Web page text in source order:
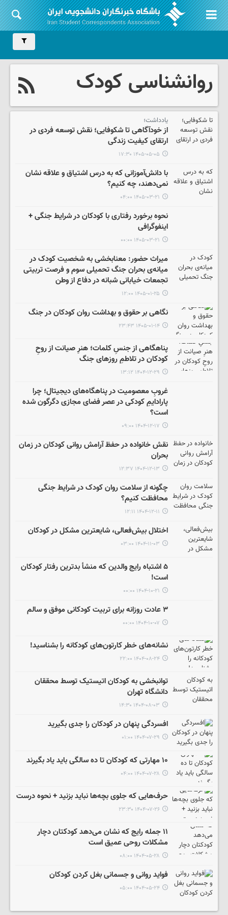
روانشناسی کودک
یادداشت؛
از خودآگاهی تا شکوفایی؛ نقش توسعه فردی در
ارتقای کیفیت زندگی
۱۴۰۵-۰۵-۰۵ ۱۷:۳۰
با دانش‌آموزانی که به درس اشتیاق و علاقه نشان
نمی‌دهند، چه کنیم؟
۱۴۰۵-۰۳-۲۱ ۰۴:۰۰
نحوه برخورد رفتاری با کودکان در شرایط جنگی +
اینفوگرافی
۱۴۰۵-۰۳-۲۱ ۰۰:۰۰
میراث حضور: معنابخشی به شخصیت کودک در
میانه‌ی بحران جنگ تحمیلی سوم و فرصت تربیتی
تجمعات خیابانی شبانه در دفاع از وطن
۱۴۰۵-۰۱-۲۵ ۱۲:۰۰
نگاهی بر حقوق و بهداشت روان کودکان در جنگ
۱۴۰۵-۰۱-۱۴ ۲۳:۴۳
پناهگاهی از جنسِ کلمات؛ هنرِ صیانت از روحِ
کودکان در تلاطمِ روزهای جنگ
۱۴۰۴-۱۲-۲۹ ۱۳:۱۲
غروبِ معصومیت در پناهگاه‌های دیجیتال؛ چرا
پارادایمِ کودکی در عصر فضای مجازی دگرگون شده
است؟
۱۴۰۴-۱۲-۱۷ ۰۹:۰۰
نقش خانواده در حفظ آرامش روانی کودکان در زمان
بحران
۱۴۰۴-۱۲-۱۳ ۱۲:۳۷
چگونه از سلامت روان کودک در شرایط جنگی
محافظت کنیم؟
۱۴۰۴-۱۲-۱۱ ۱۲:۱۱
اختلال بیش‌فعالی، شایعترین مشکل در کودکان
۱۴۰۴-۱۱-۰۳ ۰۳:۰۰
۵ اشتباه رایج والدین که منشأ بدترین رفتار کودکان
است!
۱۴۰۴-۱۰-۲۱ ۰۰:۰۰
۳ عادت روزانه برای تربیت کودکانی موفق و سالم
۱۴۰۴-۱۰-۰۷ ۰۰:۰۰
نشانه‌های خطر کارتون‌های کودکانه را بشناسید!
۱۴۰۴-۰۸-۲۴ ۲۲:۰۰
توانبخشی به کودکان اتیستیک توسط محققان
دانشگاه تهران
۱۴۰۴-۰۸-۰۳ ۱۴:۳۰
افسردگی پنهان در کودکان را جدی بگیرید
۱۴۰۴-۰۷-۲۹ ۰۱:۰۰
۱۰ مهارتی که کودکان تا ده سالگی باید یاد بگیرند
۱۴۰۴-۰۷-۲۸ ۰۴:۰۰
حرف‌هایی که جلوی بچه‌ها نباید بزنید + نحوه درست
۱۴۰۴-۰۷-۲۶ ۲۳:۳۰
۱۱ جمله رایج که نشان می‌دهد کودکتان دچار
مشکلات روحی عمیق است
۱۴۰۴-۰۵-۲۸ ۰۸:۰۰
فواید روانی و جسمانی بغل کردن کودکان
۱۴۰۴-۰۵-۲۴ ۰۵:۰۰